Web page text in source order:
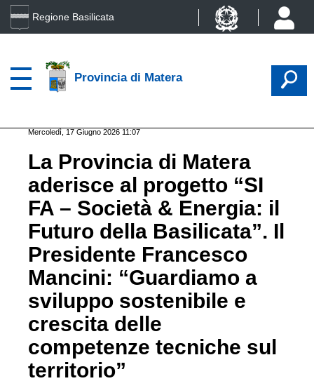
Regione Basilicata
Provincia di Matera
Mercoledì, 17 Giugno 2026 11:07
La Provincia di Matera
aderisce al progetto “SI
FA – Società & Energia: il
Futuro della Basilicata”. Il
Presidente Francesco
Mancini: “Guardiamo a
sviluppo sostenibile e
crescita delle
competenze tecniche sul
territorio”